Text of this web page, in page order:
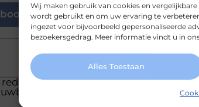
Wij maken gebruik van cookies en
wordt gebruikt en om uw ervaring te
ingezet voor bijvoorbeeld gepersonaliseerde
bezoekersgedrag. Meer informatie vindt u in
Alles Toestaan
Pinterest
van
informatie.